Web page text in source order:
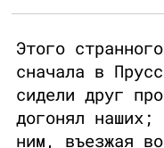
Этого
сначала в
сидели друг
догонял наших;
ним, въезжая